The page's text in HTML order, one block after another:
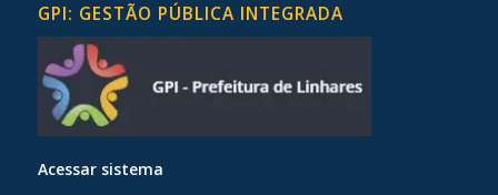
GPI: GESTÃO PÚBLICA INTEGRADA
Acessar sistema